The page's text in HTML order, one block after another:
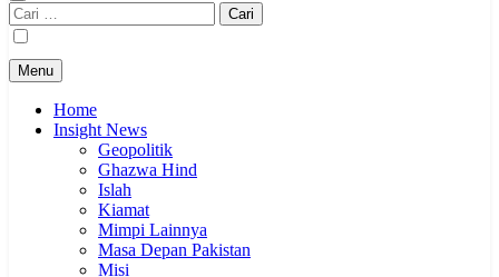
Cari
untuk:
Menu
Home
Insight News
Geopolitik
Ghazwa Hind
Islah
Kiamat
Mimpi Lainnya
Masa Depan Pakistan
Misi